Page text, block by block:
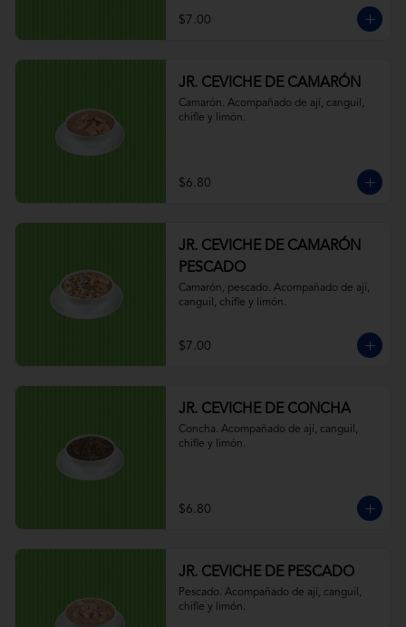
$7.00
JR. CEVICHE DE CAMARÓN
Camarón. Acompañado de ají, canguil,
chifle y limón.
$6.80
JR. CEVICHE DE CAMARÓN
PESCADO
Camarón, pescado. Acompañado de ají,
canguil, chifle y limón.
$7.00
JR. CEVICHE DE CONCHA
Concha. Acompañado de ají, canguil,
chifle y limón.
$6.80
JR. CEVICHE DE PESCADO
Pescado. Acompañado de ají, canguil,
chifle y limón.